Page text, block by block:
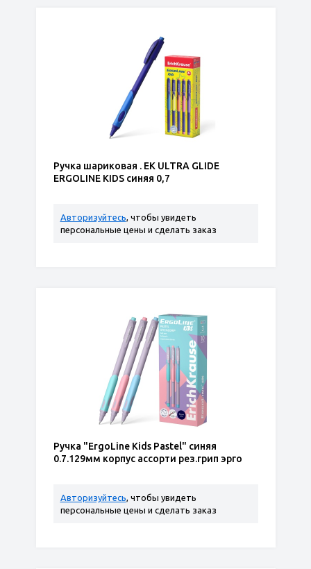
Ручка шариковая . ЕК ULTRA GLIDE
ERGOLINE KIDS синяя 0,7
Авторизуйтесь, чтобы увидеть
персональные цены и сделать заказ
Ручка "ErgoLine Kids Pastel" синяя
0.7.129мм корпус ассорти рез.грип эрго
Авторизуйтесь, чтобы увидеть
персональные цены и сделать заказ